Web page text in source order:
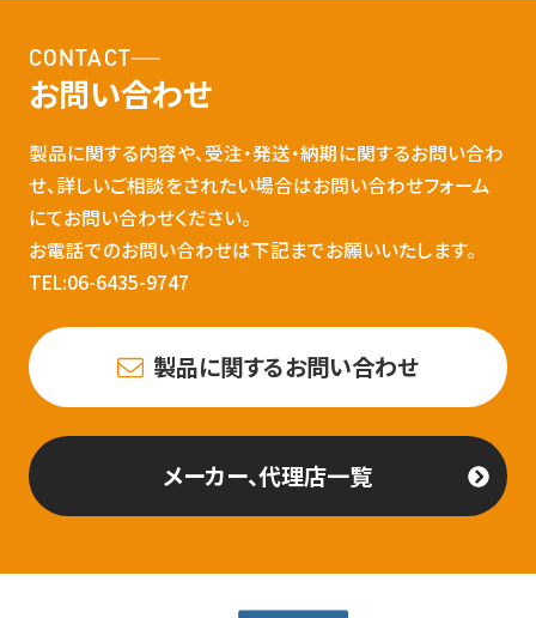
CONTACT
お問い合わせ
製品に関する内容や、受注・発送・納期に関するお問い合わ
せ、詳しいご相談をされたい場合はお問い合わせフォーム
にてお問い合わせください。
お電話でのお問い合わせは下記までお願いいたします。
TEL:06-6435-9747
製品に関するお問い合わせ
メーカー、代理店一覧